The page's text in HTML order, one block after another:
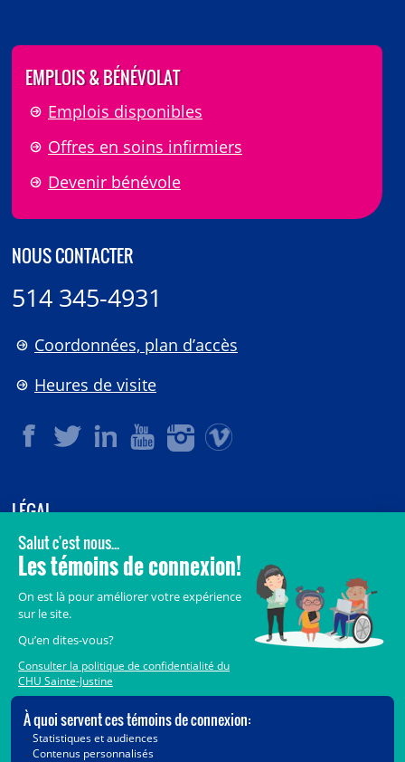
EMPLOIS & BÉNÉVOLAT
Emplois disponibles
Offres en soins infirmiers
Devenir bénévole
NOUS CONTACTER
514 345-4931
Coordonnées, plan d’accès
Heures de visite
LÉGAL
© 2006-2026CHU Sainte-Justine.
Tous droits réservés.
Crédits
Accès aux documents des organismes publics